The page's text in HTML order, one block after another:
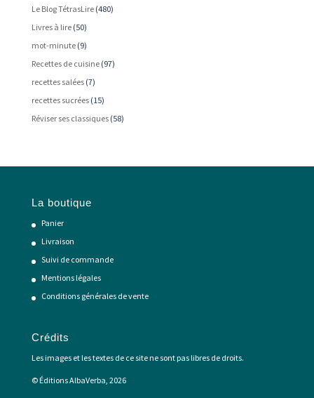
Le Blog TétrasLire(480)
Livres à lire(50)
mot-minute(9)
Recettes de cuisine(97)
recettes salées(7)
recettes sucrées(15)
Réviser ses classiques(58)
La boutique
Panier
Livraison
Suivi de commande
Mentions légales
Conditions générales de vente
Crédits
Les images et les textes de ce site ne sont pas libres de droits.
© Éditions AlbaVerba, 2026